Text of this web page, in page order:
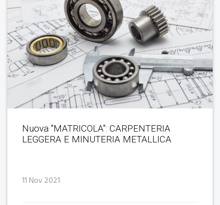
Nuova "MATRICOLA": CARPENTERIA
LEGGERA E MINUTERIA METALLICA
11 Nov 2021